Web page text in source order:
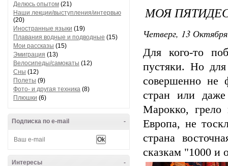
Делюсь опытом (21)
Наши лекции/выступления/интервью
(20)
Иностранные языки (19)
Плавания водные и подводные (15)
Мои рассказы (15)
Эмиграция (13)
Велосипеды/самокаты (12)
Сны (12)
Полеты (9)
Фото- и другая техника (8)
Плюшки (6)
-
Подписка по e-mail
-
Интересы
МОЯ
Четверг, 13
Для кого-то
пустяки. Но
совершенно не
стран или
Марокко, грело
Европа, не
страна
сказкам "1000 и